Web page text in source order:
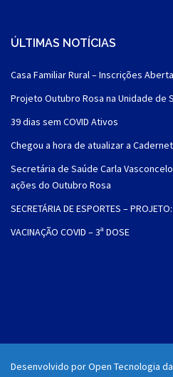
ÚLTIMAS NOTÍCIAS
Casa Familiar Rural – Inscrições
Projeto Outubro Rosa na Unidade de
39 dias sem COVID Ativos
Chegou a hora de atualizar a
Secretária de Saúde Carla
ações do Outubro Rosa
SECRETÁRIA DE ESPORTES –
VACINAÇÃO COVID – 3ª DOSE
Desenvolvido por Open Tecnologia